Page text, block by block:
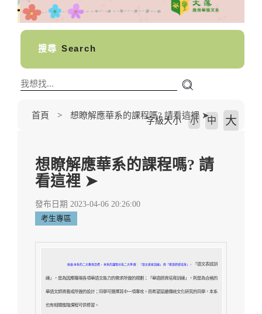
搜尋 Search
首頁 想瞭解應華系的課程嗎? 請看這裡 ➤
字級大小 小 中 大
想瞭解應華系的課程嗎? 請
看這裡 ➤
發布日期 2023-04-06 20:26:00
考生專區
依循本系的二大教育目標，本系的課程分為二大學群：「語文表述訓練」與「華語師資培育」。 「語文表述訓
練」，是為因應職場各項華語文能力的需求所做的規劃；「華語師資培育訓練」，則是為合格的
華語文師資養成所做的設計；同學可選擇其中一項專攻。而希望延續傳統文化研究的同學，本系
也有相關進階課程可供修習。